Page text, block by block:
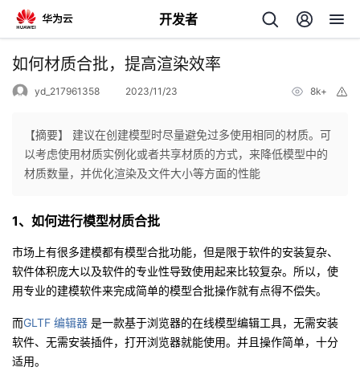
开发者
返
人
主
我
的
发
如何材质合批，提高渲染效率
yd_217961358 2023/11/23 8k+
【摘要】 建议在创建模型时尽量避免过多使用相同的材质。可
以考虑使用材质实例化或者共享材质的方式，来降低模型中的
材质数量，并优化渲染及文件大小等方面的性能
1、如何进行模型材质合批
市场上有很多建模都有模型合批功能，但是限于软件的安装复杂、
软件体积庞大以及软件的专业性导致使用起来比较复杂。所以，使
用专业的建模软件来完成简单的模型合批操作就有点得不偿失。
而GLTF 编辑器 是一款基于浏览器的在线模型编辑工具，无需安装
软件、无需安装插件，打开浏览器就能使用。并且操作简单，十分
适用。